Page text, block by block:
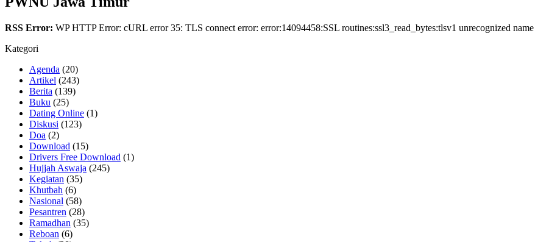
RSS Error: WP HTTP Error: cURL error 35: TLS connect error: error:14094458:SSL routines:ssl3_read_bytes:tlsv1 unrecognized name
Kategori
Agenda (20)
Artikel (243)
Berita (139)
Buku (25)
Dating Online (1)
Diskusi (123)
Doa (2)
Download (15)
Drivers Free Download (1)
Hujjah Aswaja (245)
Kegiatan (35)
Khutbah (6)
Nasional (58)
Pesantren (28)
Ramadhan (35)
Reboan (6)